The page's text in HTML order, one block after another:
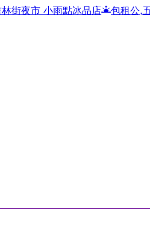
冰品店 包租公,五元網站包租公